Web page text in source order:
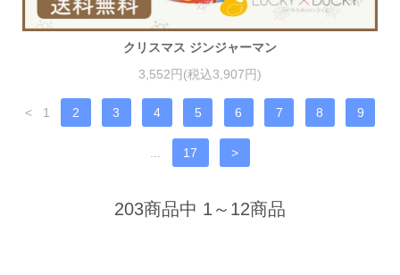
クリスマス ジンジャーマン
3,552円(税込3,907円)
< 1 2 3 4 5 6 7 8 9
17 >
203商品中 1～12商品